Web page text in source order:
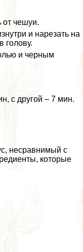
от чешуи.
и нарезать на
голову.
и черным
с другой – 7 мин.
несравнимый с
которые